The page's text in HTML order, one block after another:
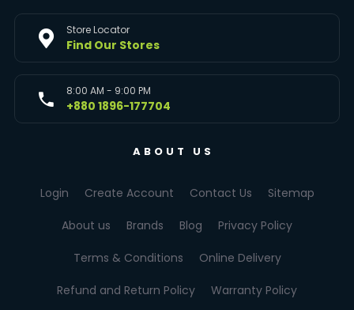
Store Locator
Find Our Stores
8:00 AM - 9:00 PM
+880 1896-177704
ABOUT US
Login Create Account Contact Us Sitemap
About us Brands Blog Privacy Policy
Terms & Conditions Online Delivery
Refund and Return Policy Warranty Policy